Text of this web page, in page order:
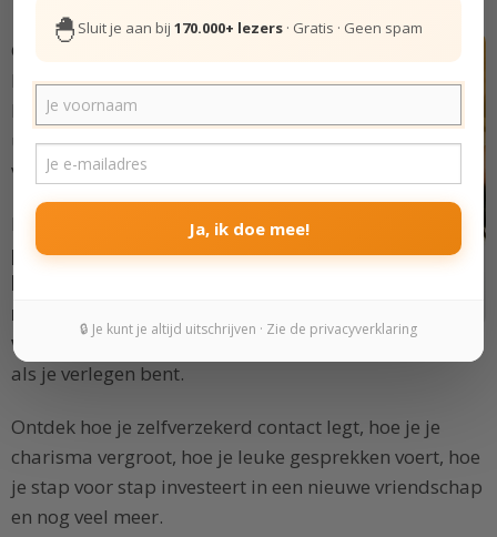
Goede vrienden maken het
leven leuker en lichter.
Maar soms voelt het
uitdagend om nieuwe
vriendschappen te sluiten.
In deze Bundel deel ik een
praktische methode die je
kunt gebruiken om snel en
moeiteloos nieuwe
vrienden te maken
. Ook als je weinig tijd hebt en ook
als je verlegen bent.
Ontdek hoe je zelfverzekerd contact legt, hoe je je
charisma vergroot, hoe je leuke gesprekken voert, hoe
je stap voor stap investeert in een nieuwe vriendschap
en nog veel meer.
🐣 Sluit je aan bij 170.000+ lezers · Gratis · Geen spam
Ja, ik doe mee!
🔒 Je kunt je altijd uitschrijven · Zie de privacyverklaring